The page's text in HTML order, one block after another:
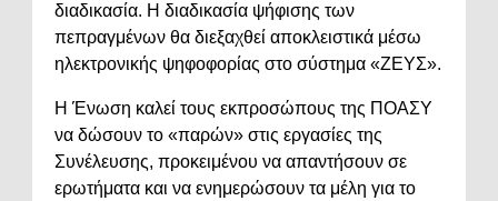
διαδικασία. Η διαδικασία ψήφισης των
πεπραγμένων θα διεξαχθεί αποκλειστικά μέσω
ηλεκτρονικής ψηφοφορίας στο σύστημα «ΖΕΥΣ».
Η Ένωση καλεί τους εκπροσώπους της ΠΟΑΣΥ
να δώσουν το «παρών» στις εργασίες της
Συνέλευσης, προκειμένου να απαντήσουν σε
ερωτήματα και να ενημερώσουν τα μέλη για το